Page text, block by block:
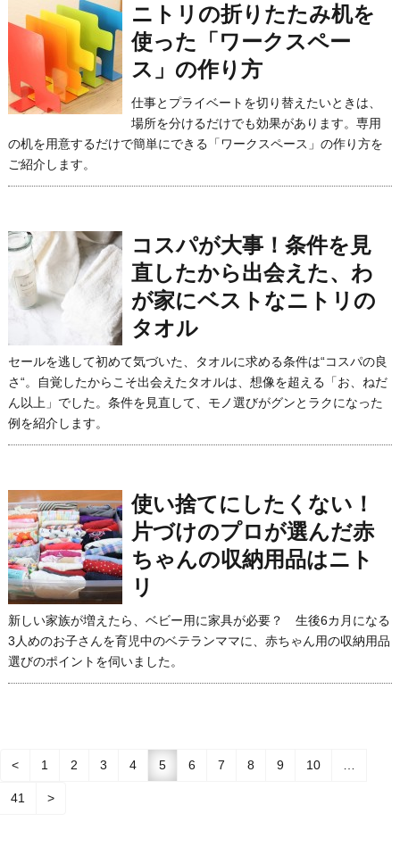
ニトリの折りたたみ机を
使った「ワークスペー
ス」の作り方
仕事とプライベートを切り替えたいときは、
場所を分けるだけでも効果があります。専用
の机を用意するだけで簡単にできる「ワークスペース」の作り方を
ご紹介します。
コスパが大事！条件を見
直したから出会えた、わ
が家にベストなニトリの
タオル
セールを逃して初めて気づいた、タオルに求める条件は“コスパの良
さ“。自覚したからこそ出会えたタオルは、想像を超える「お、ねだ
ん以上」でした。条件を見直して、モノ選びがグンとラクになった
例を紹介します。
使い捨てにしたくない！
片づけのプロが選んだ赤
ちゃんの収納用品はニト
リ
新しい家族が増えたら、ベビー用に家具が必要？ 生後6カ月になる
3人めのお子さんを育児中のベテランママに、赤ちゃん用の収納用品
選びのポイントを伺いました。
< 1 2 3 4 5 6 7 8 9 10
41 >